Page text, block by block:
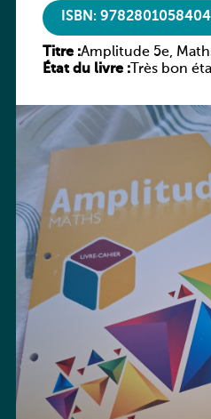
ISBN: 9782801058404
Titre :Amplitude 5e,
luxembourgeoise
État du livre :Très bon